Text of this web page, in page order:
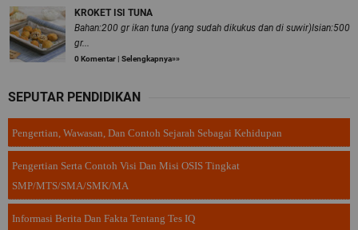
KROKET ISI TUNA
Bahan:200 gr ikan tuna (yang sudah dikukus dan di suwir)Isian:500
gr...
0 Komentar | Selengkapnya»»
SEPUTAR PENDIDIKAN
Pengertian, Wawasan, Dan Contoh Sejarah Sebagai Kehidupan
Pengertian Serta Contoh Visi Dan Misi OSIS Tingkat
SMP/MTS/SMA/SMK/MA
Informasi Berita Dan Fakta Tentang Tes IQ